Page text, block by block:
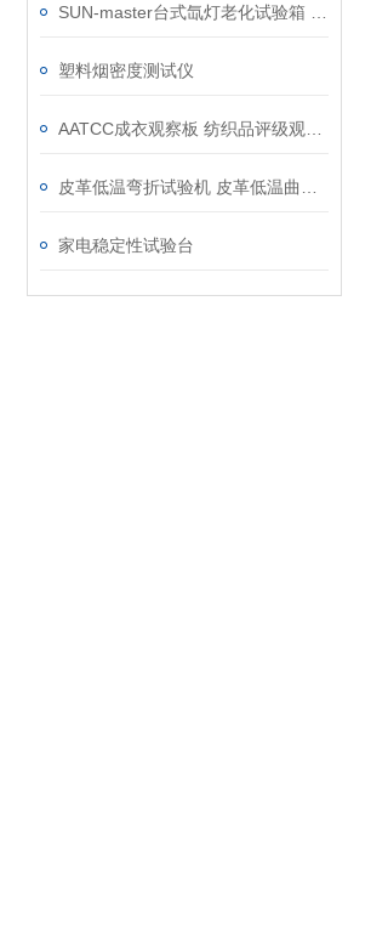
塑料烟密度测试仪
家电稳定性试验台